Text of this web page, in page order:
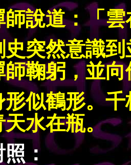
師說道：「
史突然意識
鞠躬，並
形似鶴形。
水在瓶。
：